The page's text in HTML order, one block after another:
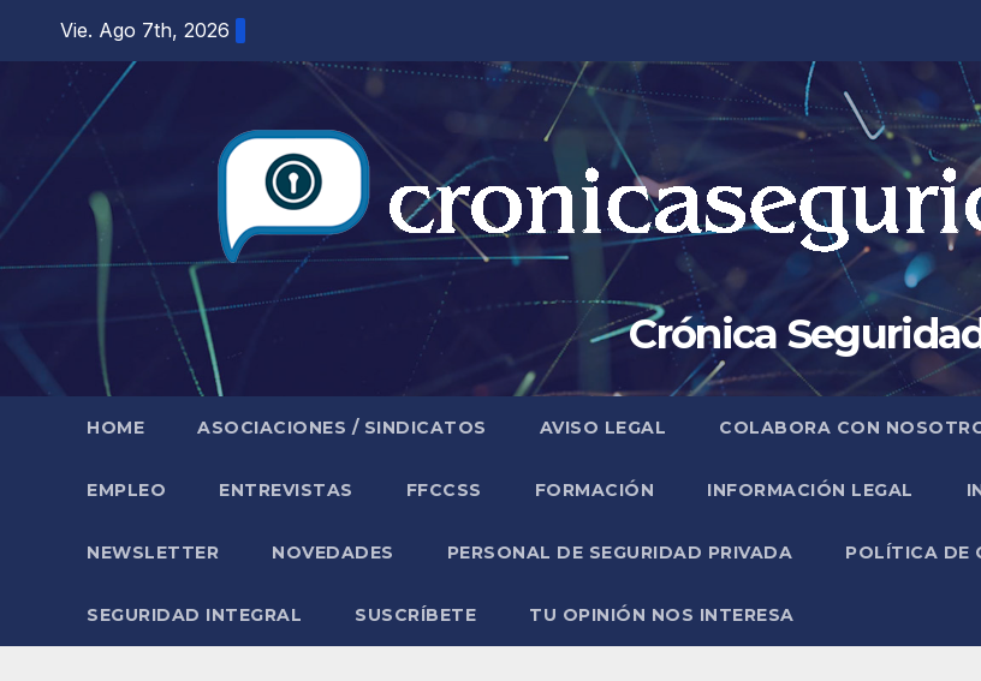
contenido
Vie. Ago 7th, 2026
Crónica
HOME ASOCIACIONES / SINDICATOS AVISO LEGAL COLABORA CON
EMPLEO ENTREVISTAS FFCCSS FORMACIÓN INFORMACIÓN LEGAL
NEWSLETTER NOVEDADES PERSONAL DE SEGURIDAD PRIVADA POLÍTICA DE
SEGURIDAD INTEGRAL SUSCRÍBETE TU OPINIÓN NOS INTERESA